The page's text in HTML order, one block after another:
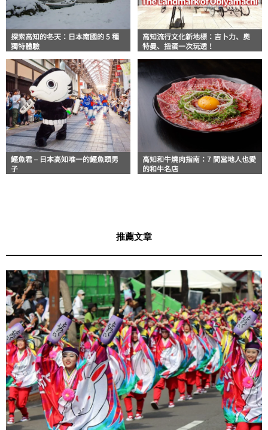
探索高知的冬天：日本南國的 5 種
獨特體驗
高知流行文化新地標：吉卜力、奧
特曼、扭蛋一次玩透！
鰹魚君 – 日本高知唯一的鰹魚頭男
子
高知和牛燒肉指南：7 間當地人也愛
的和牛名店
推薦文章